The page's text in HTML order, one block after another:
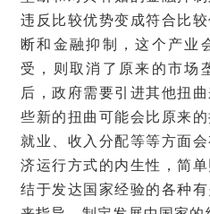
违反比较优势变成符合比
断和金融抑制，这个产业
受，则取消了原来的市场
后，政府需要引进其他扭
些新的扭曲可能会比原来
就业、收入分配等等方面
济运行方式的内生性，简
结于发达国家经验的各种